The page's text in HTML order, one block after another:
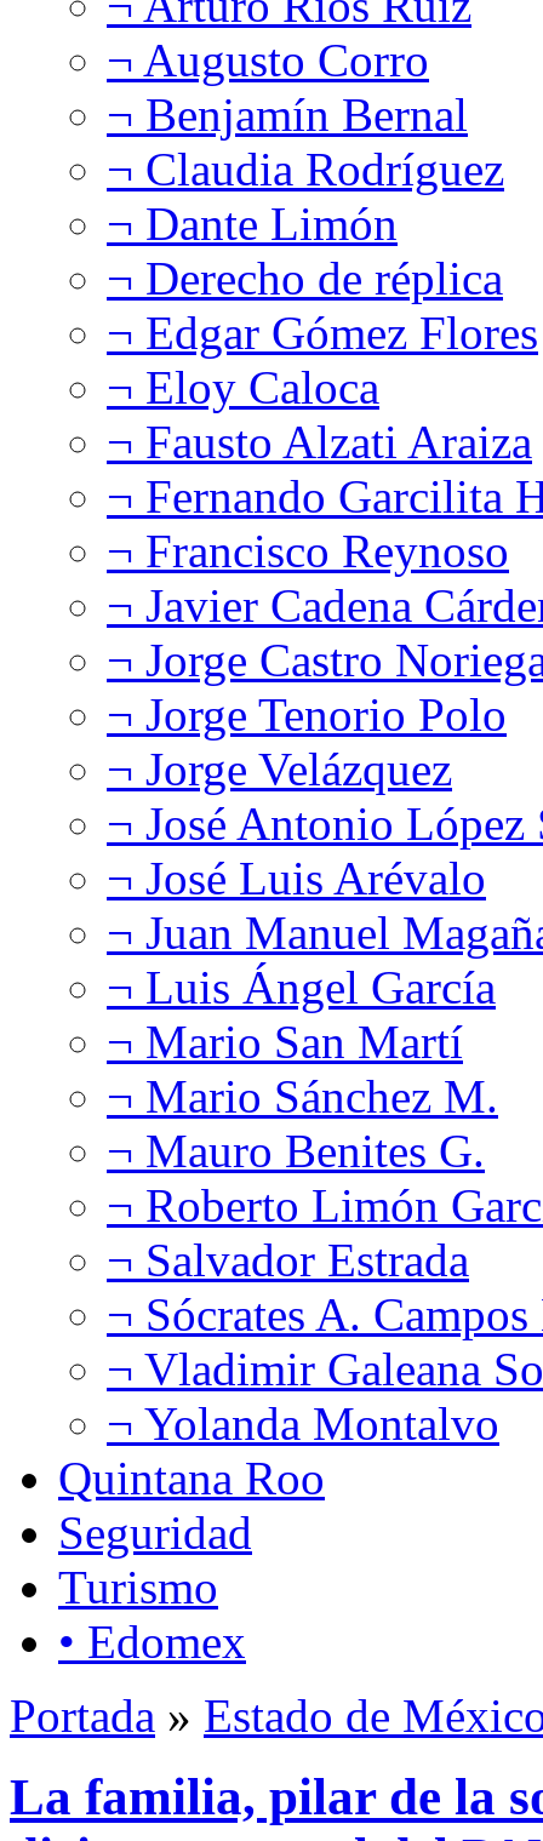
¬ Augusto Corro
¬ Benjamín Bernal
¬ Claudia Rodríguez
¬ Dante Limón
¬ Derecho de réplica
¬ Edgar Gómez Flores
¬ Eloy Caloca
¬ Fausto Alzati Araiza
¬ Fernando Garcilita
¬ Francisco Reynoso
¬ Javier Cadena
¬ Jorge Castro
¬ Jorge Tenorio Polo
¬ Jorge Velázquez
¬ José Antonio López
¬ José Luis Arévalo
¬ Juan Manuel
¬ Luis Ángel García
¬ Mario San Martí
¬ Mario Sánchez M.
¬ Mauro Benites G.
¬ Roberto Limón
¬ Salvador Estrada
¬ Sócrates A.
¬ Vladimir Galeana
¬ Yolanda Montalvo
Quintana Roo
Seguridad
Turismo
• Edomex
Portada » Estado de
La familia, pilar de la